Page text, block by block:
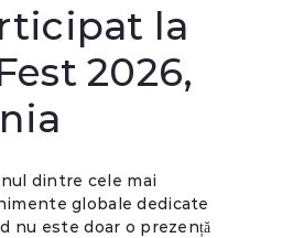
la
2026,
dintre cele mai
globale dedicate
nu este doar o prezență